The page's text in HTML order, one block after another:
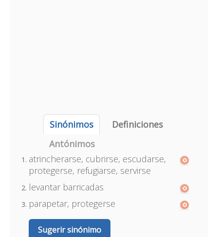
Sinónimos
Definiciones
Antónimos
atrincherarse, cubrirse, escudarse,
protegerse, refugiarse, servirse
levantar barricadas
parapetar, protegerse
Sugerir sinónimo